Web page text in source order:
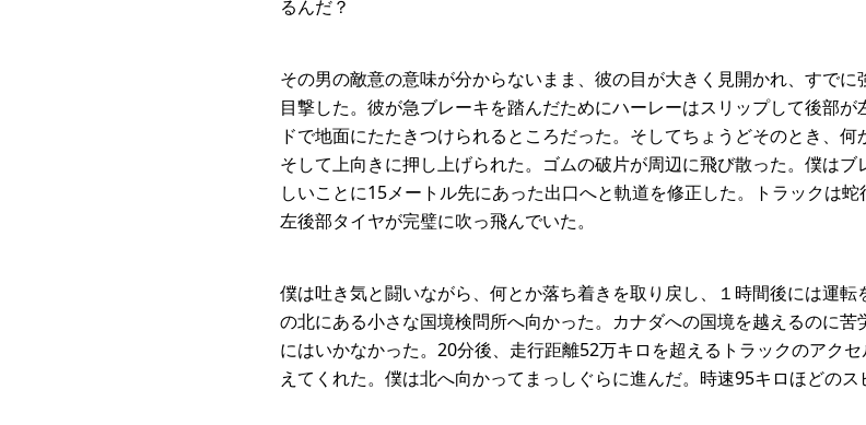
るんだ？
その男の敵意の意味が分からないまま、彼の目が大きく見開かれ、すで
目撃した。彼が急ブレーキを踏んだためにハーレーはスリップして後部
ドで地面にたたきつけられるところだった。そしてちょうどそのとき、何
そして上向きに押し上げられた。ゴムの破片が周辺に飛び散った。僕は
しいことに15メートル先にあった出口へと軌道を修正した。トラックは蛇
左後部タイヤが完璧に吹っ飛んでいた。
僕は吐き気と闘いながら、何とか落ち着きを取り戻し、１時間後には運
の北にある小さな国境検問所へ向かった。カナダへの国境を越えるのに
にはいかなかった。20分後、走行距離52万キロを超えるトラックのアク
えてくれた。僕は北へ向かってまっしぐらに進んだ。時速95キロほどのス